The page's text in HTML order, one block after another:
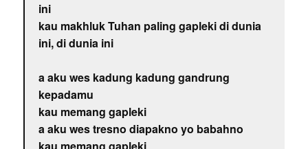
ini
kau makhluk Tuhan paling gapleki di dunia
ini, di dunia ini
a aku wes kadung kadung gandrung
kepadamu
kau memang gapleki
a aku wes tresno diapakno yo babahno